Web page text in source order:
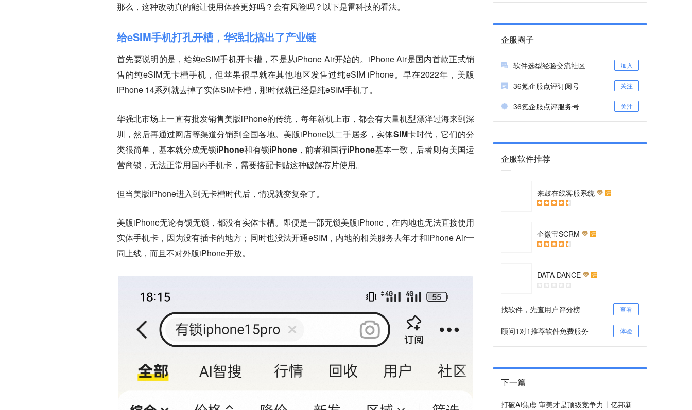
那么，这种改动真的能让使用体验更好吗？会有风险吗？以下是雷科技的看法。
给eSIM手机打孔开槽，华强北搞出了产业链
首先要说明的是，给纯eSIM手机开卡槽，不是从iPhone Air开始的。iPhone Air是国内首款正式销
售的纯eSIM无卡槽手机，但苹果很早就在其他地区发售过纯eSIM iPhone。早在2022年，美版
iPhone 14系列就去掉了实体SIM卡槽，那时候就已经是纯eSIM手机了。
华强北市场上一直有批发销售美版iPhone的传统，每年新机上市，都会有大量机型漂洋过海来到深
圳，然后再通过网店等渠道分销到全国各地。美版iPhone以二手居多， 实体SIM卡时代，它们的分
类很简单，基本就分成无锁iPhone和有锁iPhone，前者和国行iPhone基本一致，后者则有美国运
营商锁，无法正常用国内手机卡，需要搭配卡贴这种破解芯片使用。
但当美版iPhone进入到无卡槽时代后，情况就变复杂了。
美版iPhone无论有锁无锁，都没有实体卡槽。即便是一部无锁美版iPhone，在内地也无法直接使用
实体手机卡，因为没有插卡的地方；同时也没法开通eSIM，内地的相关服务去年才和iPhone Air一
同上线，而且不对外版iPhone开放。
企服圈子
软件选型经验交流社区 加入
36氪企服点评订阅号 关注
36氪企服点评服务号 关注
企服软件推荐
来鼓在线客服系统 评
企微宝SCRM 评
DATA DANCE 评
找软件，先查用户评分榜 查看
顾问1对1推荐软件免费服务 体验
下一篇
打破AI焦虑 审美才是顶级竞争力丨亿邦新